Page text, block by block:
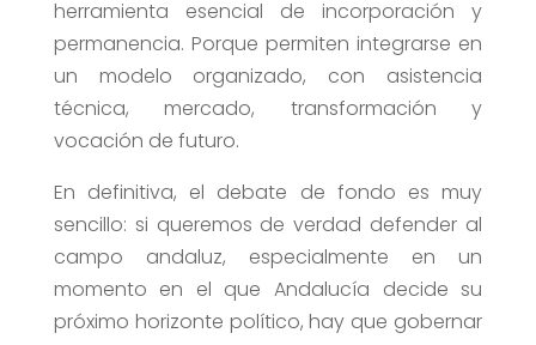
herramienta esencial de incorporación y
permanencia. Porque permiten integrarse en
un modelo organizado, con asistencia
técnica, mercado, transformación y
vocación de futuro.
En definitiva, el debate de fondo es muy
sencillo: si queremos de verdad defender al
campo andaluz, especialmente en un
momento en el que Andalucía decide su
próximo horizonte político, hay que gobernar